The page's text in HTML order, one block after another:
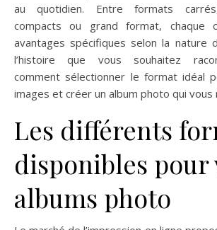
au quotidien. Entre formats
compacts ou grand format, chaque
avantages spécifiques selon la nature
l’histoire que vous souhaitez
comment sélectionner le format idéal
images et créer un album photo qui vous
Les différents
disponibles pour
albums photo